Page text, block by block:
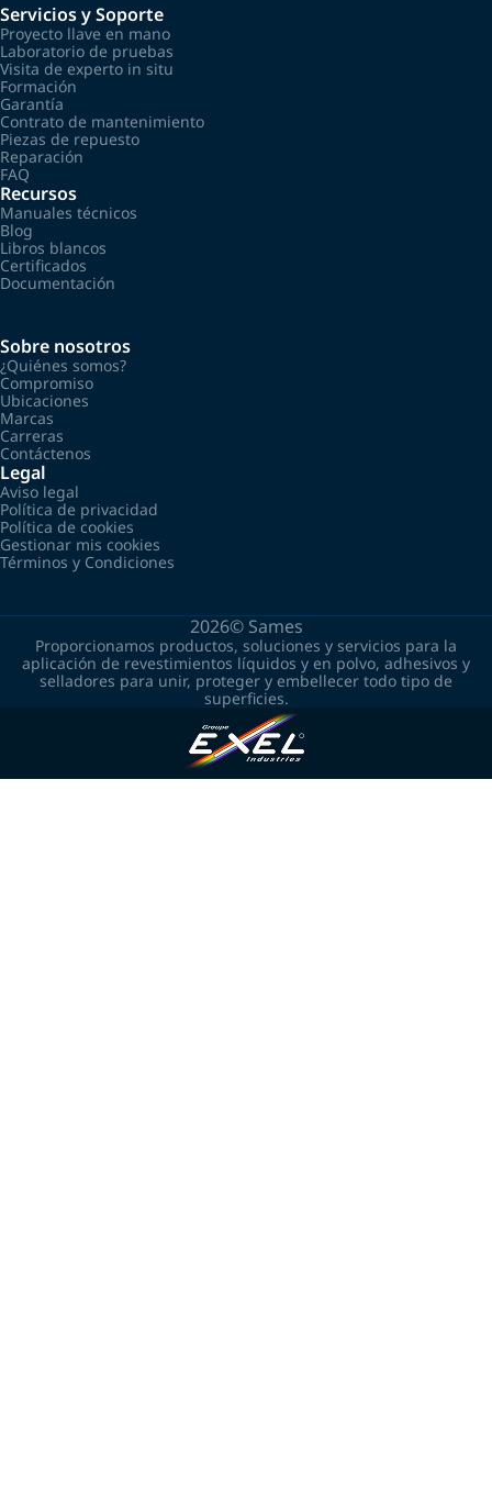
Servicios y Soporte
Proyecto llave en mano
Laboratorio de pruebas
Visita de experto in situ
Formación
Garantía
Contrato de mantenimiento
Piezas de repuesto
Reparación
FAQ
Recursos
Manuales técnicos
Blog
Libros blancos
Certificados
Documentación
Sobre nosotros
¿Quiénes somos?
Compromiso
Ubicaciones
Marcas
Carreras
Contáctenos
Legal
Aviso legal
Política de privacidad
Política de cookies
Gestionar mis cookies
Términos y Condiciones
2026© Sames
Proporcionamos productos, soluciones y servicios para la
aplicación de revestimientos líquidos y en polvo, adhesivos y
selladores para unir, proteger y embellecer todo tipo de
superficies.